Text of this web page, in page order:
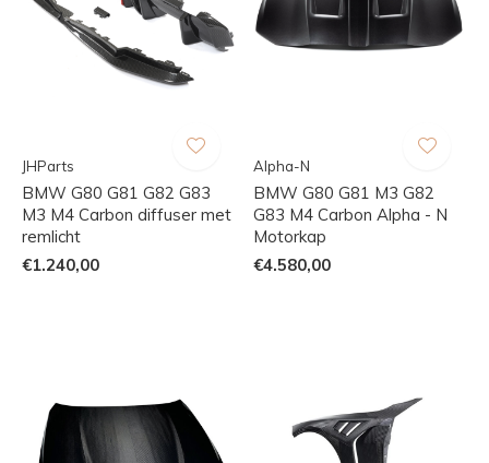
JHParts
BMW G80 G81 G82 G83
M3 M4 Carbon diffuser met
remlicht
€1.240,00
Alpha-N
BMW G80 G81 M3 G82
G83 M4 Carbon Alpha - N
Motorkap
€4.580,00